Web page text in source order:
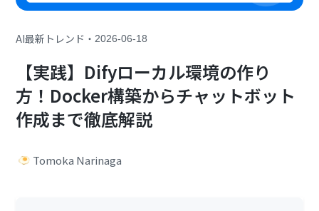
AI最新トレンド ・2026-06-18
【実践】Difyローカル環境の作り
方！Docker構築からチャットボット
作成まで徹底解説
Tomoka Narinaga